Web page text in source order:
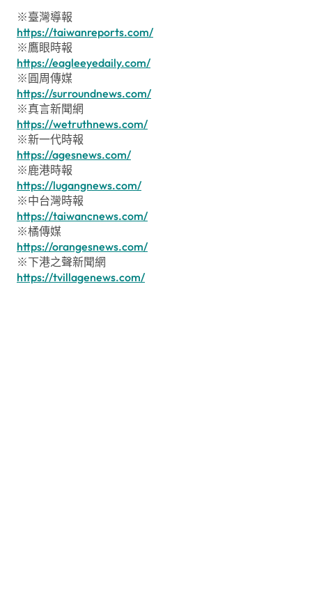
※臺灣導報
https://taiwanreports.com/
※鷹眼時報
https://eagleeyedaily.com/
※圓周傳媒
https://surroundnews.com/
※真言新聞網
https://wetruthnews.com/
※新一代時報
https://agesnews.com/
※鹿港時報
https://lugangnews.com/
※中台灣時報
https://taiwancnews.com/
※橘傳媒
https://orangesnews.com/
※下港之聲新聞網
https://tvillagenews.com/